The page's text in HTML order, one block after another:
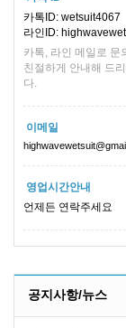
카톡ID: wetsuit4067
라인ID:
카톡, 라인 메일로 문
친절하게 안내해 드
다.
이메일
영업시간안내
언제든 연락주세요
공지사항/뉴스